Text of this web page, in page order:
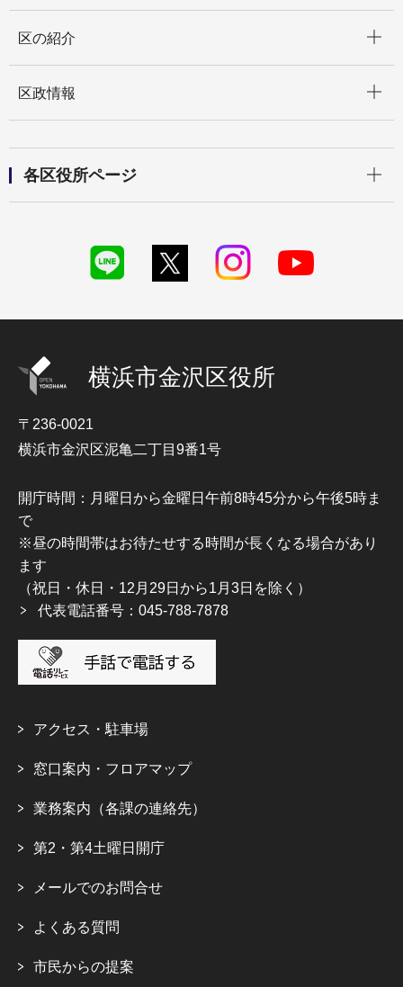
区の紹介
区政情報
各区役所ページ
横浜市金沢区役所
〒236-0021
横浜市金沢区泥亀二丁目9番1号
開庁時間：月曜日から金曜日午前8時45分から午後5時ま
で
※昼の時間帯はお待たせする時間が長くなる場合があり
ます
（祝日・休日・12月29日から1月3日を除く）
代表電話番号：045-788-7878
アクセス・駐車場
窓口案内・フロアマップ
業務案内（各課の連絡先）
第2・第4土曜日開庁
メールでのお問合せ
よくある質問
市民からの提案